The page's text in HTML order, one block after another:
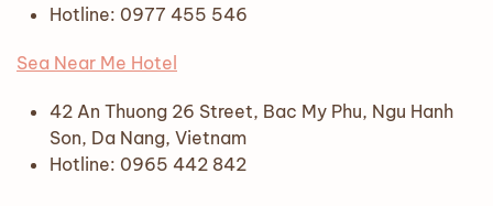
Hotline: 0977 455 546
Sea Near Me Hotel
42 An Thuong 26 Street, Bac My Phu, Ngu Hanh
Son, Da Nang, Vietnam
Hotline: 0965 442 842